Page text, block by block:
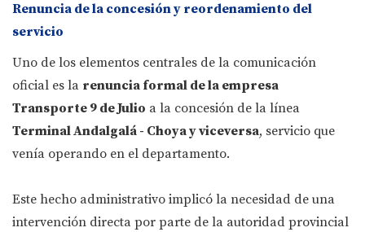
Renuncia de la concesión y reordenamiento del
servicio
Uno de los elementos centrales de la comunicación
oficial es la renuncia formal de la empresa
Transporte 9 de Julio a la concesión de la línea
Terminal Andalgalá - Choya y viceversa, servicio que
venía operando en el departamento.
Este hecho administrativo implicó la necesidad de una
intervención directa por parte de la autoridad provincial